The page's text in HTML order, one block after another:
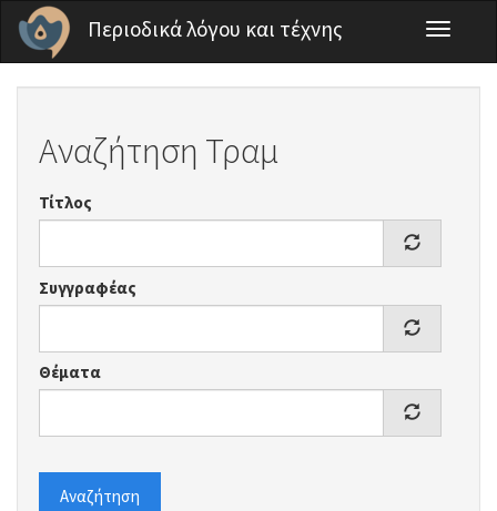
Παράκαμψη προς το κυρίως περιεχόμενο
Περιοδικά λόγου και τέχνης
Toggle
Αναζήτηση Τραμ
Τίτλος
Συγγραφέας
Θέματα
Αναζήτηση